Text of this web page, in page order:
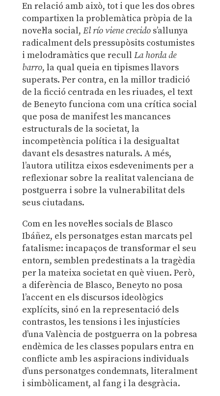
En relació amb això, tot i que les dos obres
compartixen la problemàtica pròpia de la
novel·la social, El río viene crecidos’allunya
radicalment dels pressupòsits costumistes
i melodramàtics que recull La horda de
barro, la qual queia en tipismes llavors
superats. Per contra, en la millor tradició
de la ficció centrada en les riuades, el text
de Beneyto funciona com una crítica social
que posa de manifest les mancances
estructurals de la societat, la
incompetència política i la desigualtat
davant els desastres naturals. A més,
l’autora utilitza eixos esdeveniments per a
reflexionar sobre la realitat valenciana de
postguerra i sobre la vulnerabilitat dels
seus ciutadans.
Com en les novel·les socials de Blasco
Ibáñez, els personatges estan marcats pel
fatalisme: incapaços de transformar el seu
entorn, semblen predestinats a la tragèdia
per la mateixa societat en què viuen. Però,
a diferència de Blasco, Beneyto no posa
l’accent en els discursos ideològics
explícits, sinó en la representació dels
contrastos, les tensions i les injustícies
d’una València de postguerra on la pobresa
endèmica de les classes populars entra en
conflicte amb les aspiracions individuals
d’uns personatges condemnats, literalment
i simbòlicament, al fang i la desgràcia.